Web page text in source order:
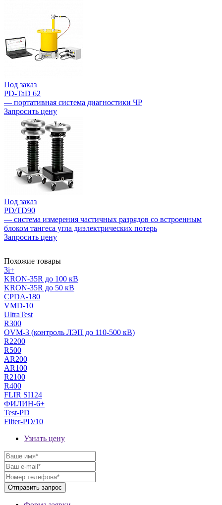
Под заказ
PD-TaD 62
— портативная система диагностики ЧР
Запросить цену
Под заказ
PD/TD90
— система измерения частичных разрядов со встроенным
блоком тангеса угла диэлектрических потерь
Запросить цену
Похожие товары
3i+
KRON-35R до 100 кВ
KRON-35R до 50 кВ
CPDA-180
VMD-10
UltraTest
R300
OVM-3 (контроль ЛЭП до 110-500 кВ)
R2200
R500
AR200
AR100
R2100
R400
FLIR SI124
ФИЛИН-6+
Test-PD
Filter-PD/10
Узнать цену